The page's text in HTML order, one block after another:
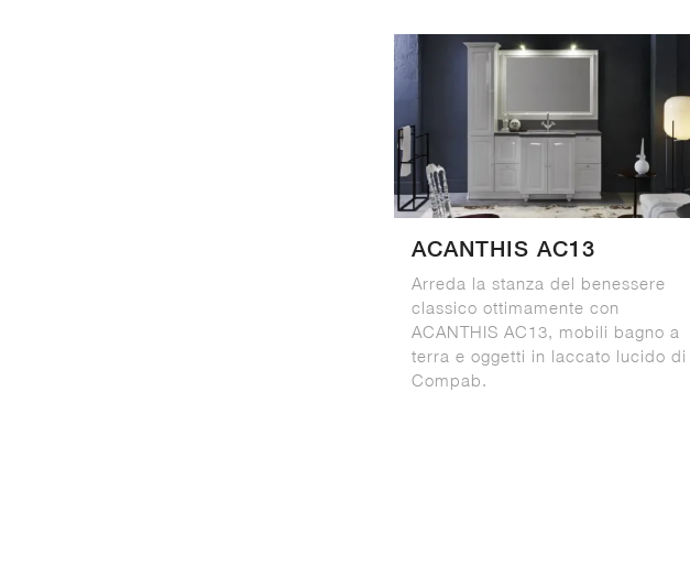
ACANTHIS AC13
Arreda la stanza del benessere
classico ottimamente con
ACANTHIS AC13, mobili bagno a
terra e oggetti in laccato lucido di
Compab.